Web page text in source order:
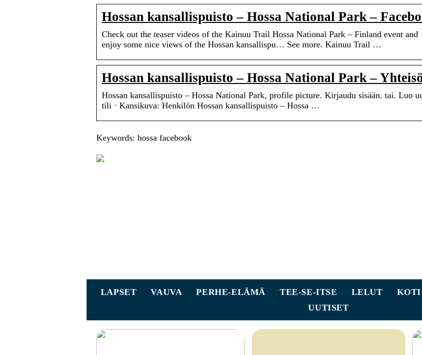
Hossan kansallispuisto – Hossa National Park –
Check out the teaser videos of the Kainuu Trail Hossa National Park – Finland event and
enjoy some nice views of the Hossan kansallispu… See more. Kainuu Trail …
Hossan kansallispuisto – Hossa National Park –
Hossan kansallispuisto – Hossa National Park, profile picture. Kirjaudu sisään. tai. Luo
tili · Kansikuva: Henkilön Hossan kansallispuisto – Hossa …
Keywords: hossa facebook
LAPSET VAUVA PERHE-ELÄMÄ TEE-SE-ITSE LELUT KOTI
UUTISET